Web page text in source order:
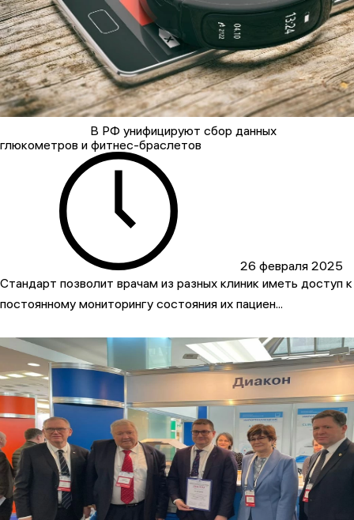
В РФ унифицируют сбор данных
глюкометров и фитнес-браслетов
26 февраля 2025
Стандарт позволит врачам из разных клиник иметь доступ к
постоянному мониторингу состояния их пациен...